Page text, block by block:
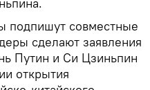
подпишут совместные
сделают заявления
Путин и Си Цзиньпин
открытия